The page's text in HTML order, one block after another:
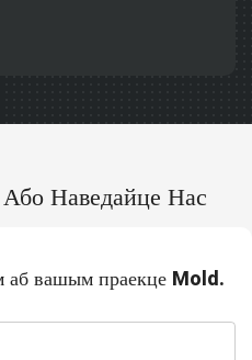
Наведайце Нас
аб вашым праекце Mold.